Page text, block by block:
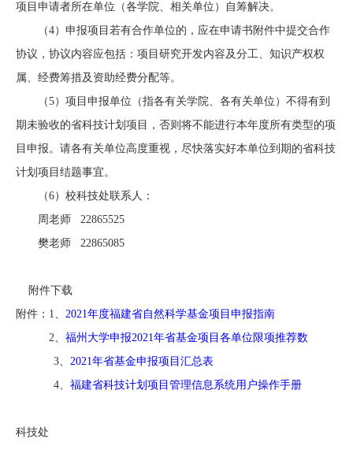
项目申请者所在单位（各学院、相关单位）自筹解决。
（4）申报项目若有合作单位的，应在申请书附件中提交合作
协议，协议内容应包括：项目研究开发内容及分工、知识产权权
属、经费筹措及资助经费分配等。
（5） 项目申报单位（指各有关学院、各有关单位）不得有到
期未验收的省科技计划项目，否则将不能进行本年度所有类型的项
目申报。请各有关单位高度重视，尽快落实好本单位到期的省科技
计划项目结题事宜。
（6）校科技处联系人：
周老师 22865525
樊老师 22865085
附件下载
附件：1、 2021年度福建省自然科学基金项目申报指南
2、 福州大学申报2021年省基金项目各单位限项推荐数
3、 2021年省基金申报项目汇总表
4、 福建省科技计划项目管理信息系统用户操作手册
科技处